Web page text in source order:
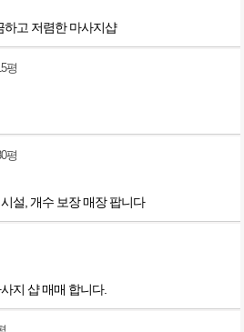
고 저렴한 마사지샵
평
평
설, 개수 보장 매장 팝니다
지 샵 매매 합니다.